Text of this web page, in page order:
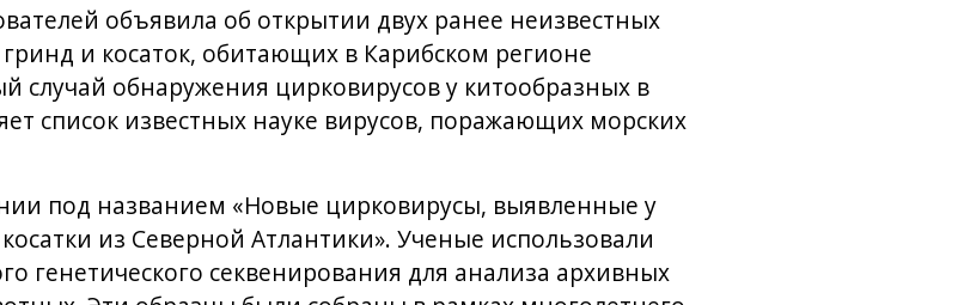
объявила об открытии двух ранее неизвестных
и косаток, обитающих в Карибском регионе
случай обнаружения цирковирусов у китообразных в
список известных науке вирусов, поражающих морских
под названием «Новые цирковирусы, выявленные у
из Северной Атлантики». Ученые использовали
генетического секвенирования для анализа архивных